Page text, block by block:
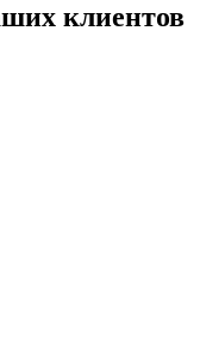
клиентов